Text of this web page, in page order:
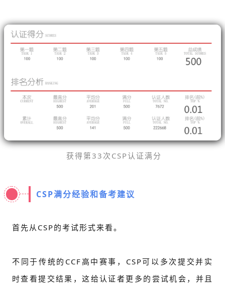
获得第33次CSP认证满分
CSP满分经验和备考建议
首先从CSP的考试形式来看。
不同于传统的CCF高中赛事，CSP可以多次提交并实
时查看提交结果，这给认证者更多的尝试机会，并且